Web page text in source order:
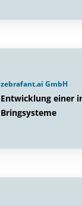
zebrafant.ai GmbH
Entwicklung einer
Bringsysteme